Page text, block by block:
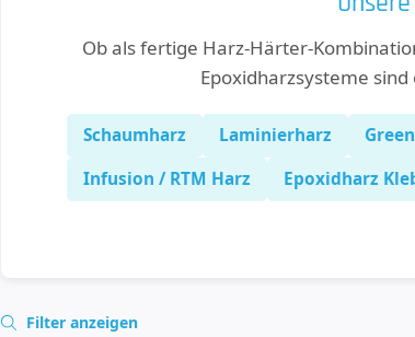
Ob als fertige Harz-Härter-
Epoxidharzsysteme
Schaumharz Laminierharz
Infusion / RTM Harz
Epoxidharz
Filter anzeigen